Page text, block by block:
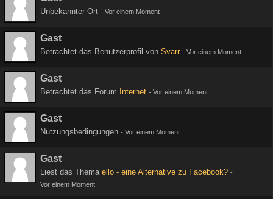
Unbekannter Ort - Vor einem Moment
Gast
Betrachtet das Benutzerprofil von Svarr - Vor einem Moment
Gast
Betrachtet das Forum Internet - Vor einem Moment
Gast
Nutzungsbedingungen - Vor einem Moment
Gast
Liest das Thema ello - eine Alternative zu Facebook? -
Vor einem Moment